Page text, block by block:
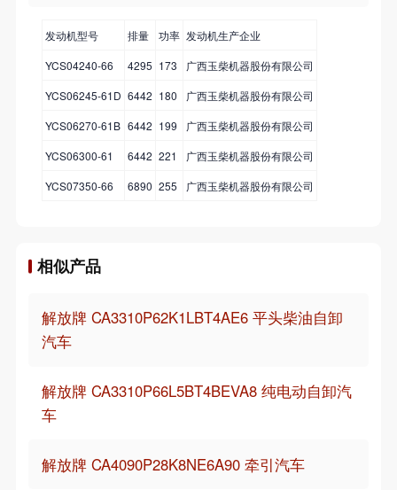
发动机型号 排量 功率 发动机生产企业
YCS04240-66
4295 173
广西玉柴机器股份有限公司
YCS06245-61D 6442 180
广西玉柴机器股份有限公司
YCS06270-61B 6442 199
广西玉柴机器股份有限公司
YCS06300-61
6442 221
广西玉柴机器股份有限公司
YCS07350-66
6890 255 广西玉柴机器股份有限公司
相似产品
解放牌 CA3310P62K1LBT4AE6 平头柴油自卸
汽车
解放牌 CA3310P66L5BT4BEVA8 纯电动自卸汽
车
解放牌 CA4090P28K8NE6A90 牵引汽车